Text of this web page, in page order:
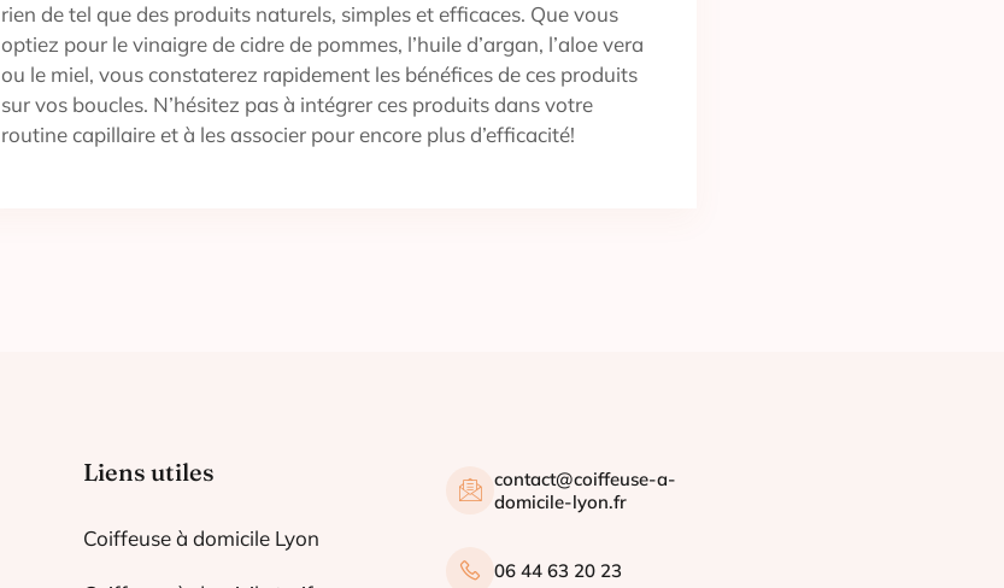
rien de tel que des produits naturels, simples et efficaces. Que vous
optiez pour le vinaigre de cidre de pommes, l’huile d’argan, l’aloe vera
ou le miel, vous constaterez rapidement les bénéfices de ces produits
sur vos boucles. N’hésitez pas à intégrer ces produits dans votre
routine capillaire et à les associer pour encore plus d’efficacité!
Liens utiles
Coiffeuse à domicile Lyon
contact@coiffeuse-a-
domicile-lyon.fr
06 44 63 20 23